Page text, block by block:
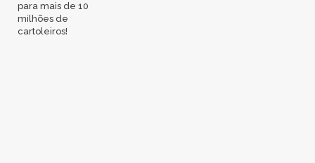
para mais de 10
milhões de
cartoleiros!